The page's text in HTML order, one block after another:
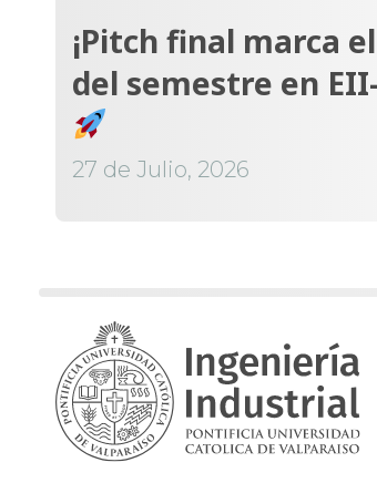
¡Pitch final marca
del semestre en
27 de Julio, 2026